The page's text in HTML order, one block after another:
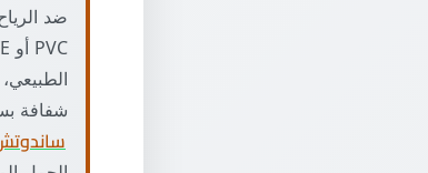
شفافة بسماكات 6-16 ملم، مقاومة للصدمات والأشعة